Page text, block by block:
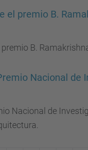
el premio B.
B.
Nacional de
Nacional de